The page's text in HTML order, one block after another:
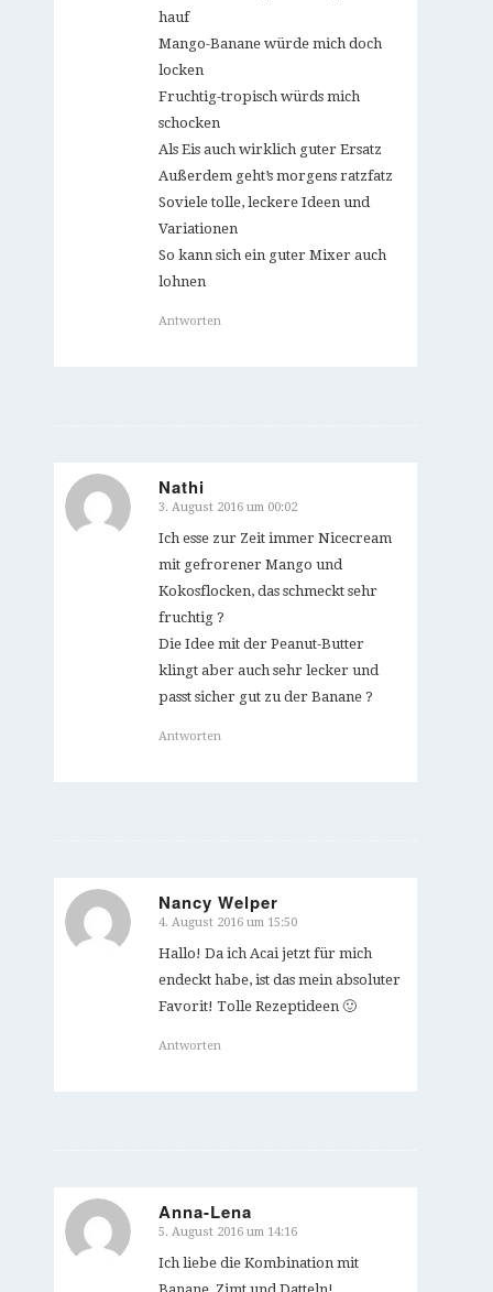
hauf
Mango-Banane würde mich doch
locken
Fruchtig-tropisch würds mich
schocken
Als Eis auch wirklich guter Ersatz
Außerdem geht’s morgens ratzfatz
Soviele tolle, leckere Ideen und
Variationen
So kann sich ein guter Mixer auch
lohnen
Antworten
Nathi
sagte:
3. August 2016 um 00:02
Ich esse zur Zeit immer Nicecream
mit gefrorener Mango und
Kokosflocken, das schmeckt sehr
fruchtig ?
Die Idee mit der Peanut-Butter
klingt aber auch sehr lecker und
passt sicher gut zu der Banane ?
Antworten
Nancy Welper
sagte:
4. August 2016 um 15:50
Hallo! Da ich Acai jetzt für mich
endeckt habe, ist das mein absoluter
Favorit! Tolle Rezeptideen 🙂
Antworten
Anna-Lena
sagte:
5. August 2016 um 14:16
Ich liebe die Kombination mit